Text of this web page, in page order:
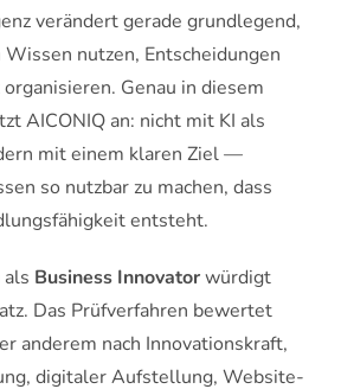
verändert gerade grundlegend,
nutzen, Entscheidungen
Genau in diesem
AICONIQ an: nicht mit KI als
mit einem klaren Ziel —
so nutzbar zu machen, dass
entsteht.
Business Innovatorwürdigt
Das Prüfverfahren bewertet
anderem nach Innovationskraft,
digitaler Aufstellung, Website-